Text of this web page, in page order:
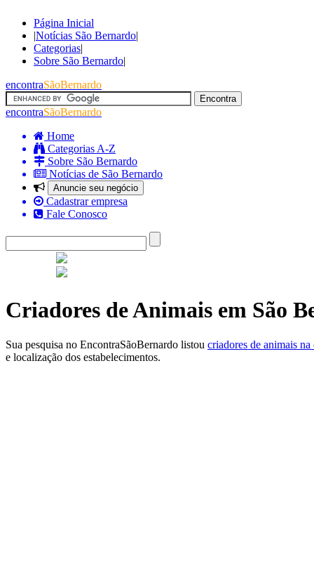
Página Inicial
|Notícias São Bernardo|
Categorias|
Sobre São Bernardo|
encontraSãoBernardo
encontraSãoBernardo
Home
Categorias A-Z
Sobre São Bernardo
Notícias de São Bernardo
Anuncie seu negócio
Cadastrar empresa
Fale Conosco
Criadores de Animais em São
Sua pesquisa no EncontraSãoBernardo listou criadores de animais
e localização dos estabelecimentos.